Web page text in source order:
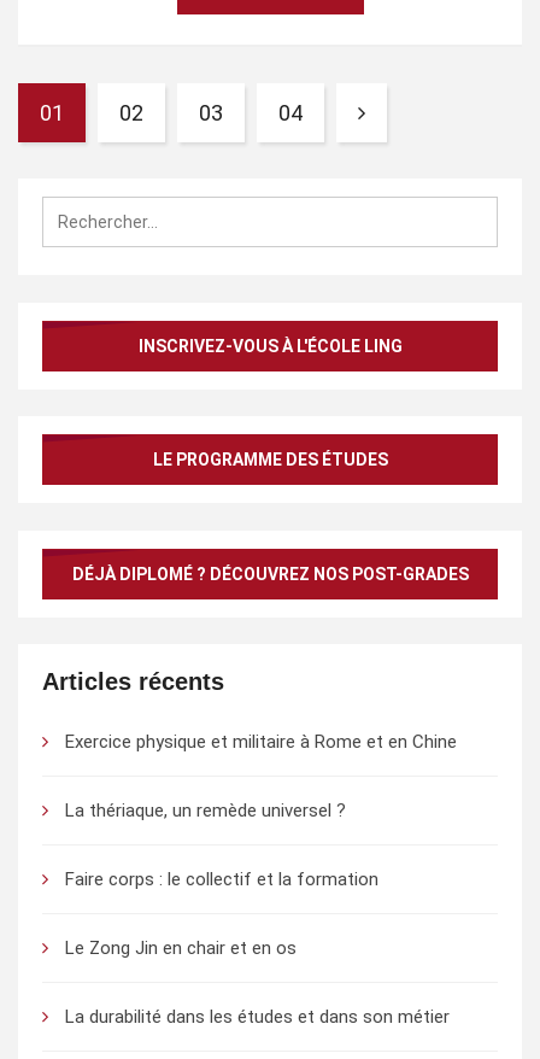
01 02 03 04
Rechercher :
INSCRIVEZ-VOUS À L'ÉCOLE LING
LE PROGRAMME DES ÉTUDES
DÉJÀ DIPLOMÉ ? DÉCOUVREZ NOS POST-GRADES
Articles récents
Exercice physique et militaire à Rome et en Chine
La thériaque, un remède universel ?
Faire corps : le collectif et la formation
Le Zong Jin en chair et en os
La durabilité dans les études et dans son métier